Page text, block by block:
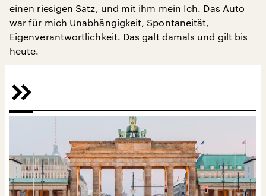
einen riesigen Satz, und mit ihm mein Ich. Das Auto
war für mich Unabhängigkeit, Spontaneität,
Eigenverantwortlichkeit. Das galt damals und gilt bis
heute.